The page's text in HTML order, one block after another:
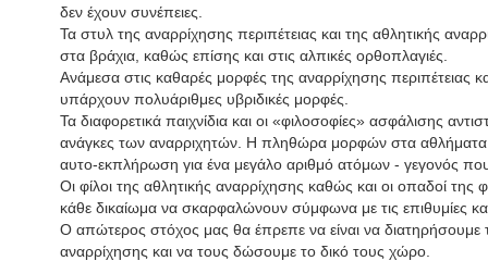
δεν έχουν συνέπειες.
Τα στυλ της αναρρίχησης περιπέτειας και της αθλητικής
στα βράχια, καθώς επίσης και στις αλπικές ορθοπλαγιές.
Ανάμεσα στις καθαρές μορφές της αναρρίχησης περιπέτειας
υπάρχουν πολυάριθμες υβριδικές μορφές.
Τα διαφορετικά παιχνίδια και οι «φιλοσοφίες» ασφάλισης
ανάγκες των αναρριχητών. Η πληθώρα μορφών στα αθλήματα
αυτο-εκπλήρωση για ένα μεγάλο αριθμό ατόμων - γεγονός που
Οι φίλοι της αθλητικής αναρρίχησης καθώς και οι οπαδοί της
κάθε δικαίωμα να σκαρφαλώνουν σύμφωνα με τις επιθυμίες και
Ο απώτερος στόχος μας θα έπρεπε να είναι να
αναρρίχησης και να τους δώσουμε το δικό τους χώρο.